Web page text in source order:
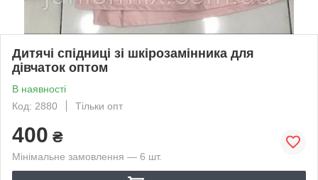
Дитячі спідниці зі шкірозамінника для
дівчаток оптом
В наявності
Код: 2880
Тільки опт
400 ₴
Мінімальне замовлення — 6 шт.